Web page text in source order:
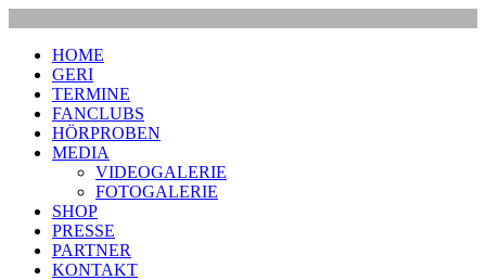
HOME
GERI
TERMINE
FANCLUBS
HÖRPROBEN
MEDIA
VIDEOGALERIE
FOTOGALERIE
SHOP
PRESSE
PARTNER
KONTAKT